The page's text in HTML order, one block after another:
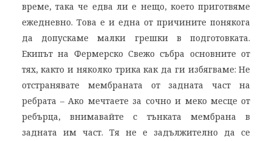
време, така че едва ли е нещо, което приготвяме
ежедневно. Това е и една от причините понякога
да допускаме малки грешки в подготовката.
Екипът на Фермерско Свежо събра основните от
тях, както и няколко трика как да ги избягваме: Не
отстранявате мембраната от задната част на
ребрата – Ако мечтаете за сочно и меко месце от
ребърца, внимавайте с тънката мембрана в
задната им част. Тя не е задължително да се